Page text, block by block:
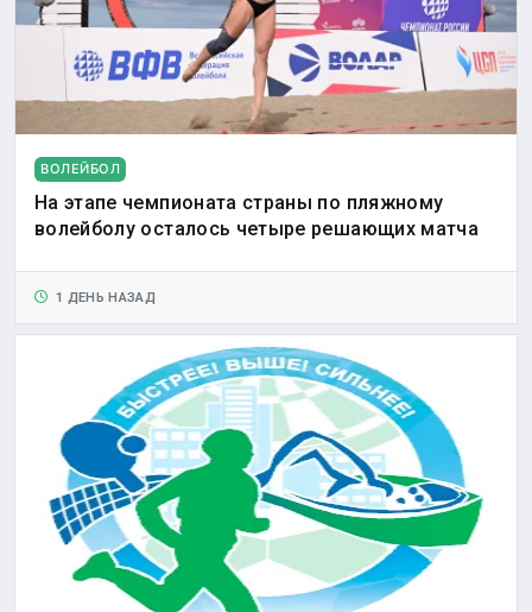
ВОЛЕЙБОЛ
На этапе чемпионата страны по пляжному
волейболу осталось четыре решающих матча
1 ДЕНЬ НАЗАД